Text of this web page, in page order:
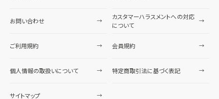
お問い合わせ
カスタマーハラスメントへの対応
について
ご利用規約 会員規約
個人情報の取扱いについて 特定商取引法に基づく表記
サイトマップ